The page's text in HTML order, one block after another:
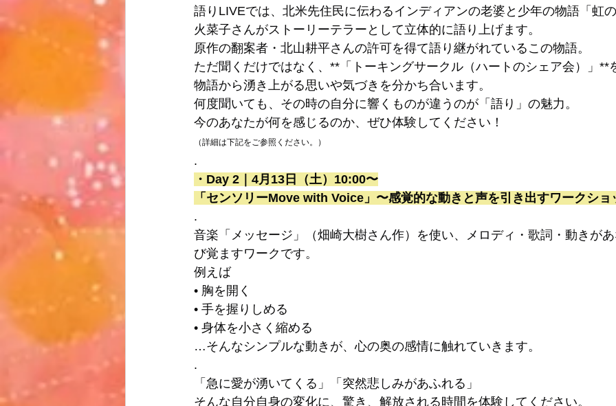
語りLIVEでは、北米先住民に伝わるインディアンの老婆と少年の物語「虹
火菜子さんがストーリーテラーとして立体的に語り上げます。
原作の翻案者・北山耕平さんの許可を得て語り継がれているこの物語。
ただ聞くだけではなく、**「トーキングサークル（ハートのシェア会）」**
物語から湧き上がる思いや気づきを分かち合います。
何度聞いても、その時の自分に響くものが違うのが「語り」の魅力。
今のあなたが何を感じるのか、ぜひ体験してください！
（詳細は下記をご参照ください。）
.
・Day 2｜4月13日（土）10:00〜
「センソリーMove with Voice」〜感覚的な動きと声を引き出すワークショ
.
音楽「メッセージ」（畑崎大樹さん作）を使い、メロディ・歌詞・動きが
び覚ますワークです。
例えば
• 胸を開く
• 手を握りしめる
• 身体を小さく縮める
…そんなシンプルな動きが、心の奥の感情に触れていきます。
.
「急に愛が湧いてくる」「突然悲しみがあふれる」
そんな自分自身の変化に、驚き、解放される時間を体験してください。